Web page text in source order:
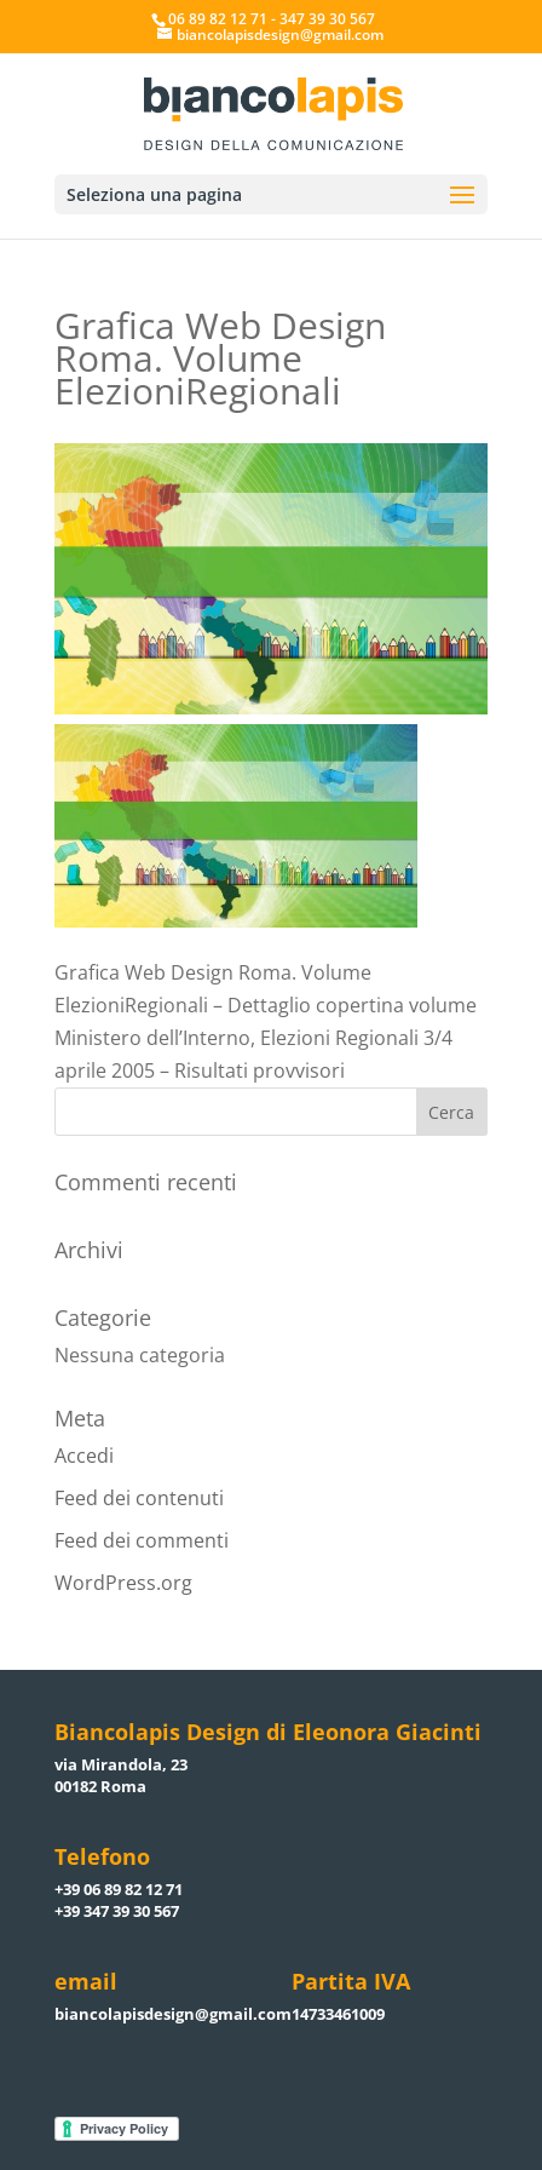
06 89 82 12 71 - 347 39 30 567
biancolapisdesign@gmail.com
Seleziona una pagina
Grafica Web Design
Roma. Volume
ElezioniRegionali
Grafica Web Design Roma. Volume
ElezioniRegionali – Dettaglio copertina volume
Ministero dell’Interno, Elezioni Regionali 3/4
aprile 2005 – Risultati provvisori
Commenti recenti
Archivi
Categorie
Nessuna categoria
Meta
Accedi
Feed dei contenuti
Feed dei commenti
WordPress.org
Biancolapis Design di Eleonora Giacinti
via Mirandola, 23
00182 Roma
Telefono
+39 06 89 82 12 71
+39 347 39 30 567
email
biancolapisdesign@gmail.com
Partita IVA
14733461009